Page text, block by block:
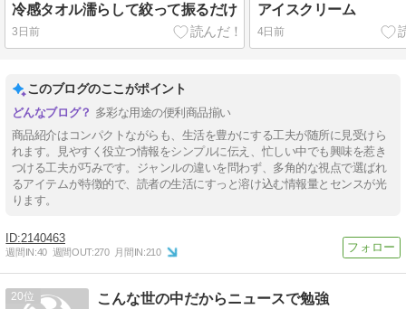
冷感タオル濡らして絞って振るだけ
3日前
アイスクリーム
4日前
このブログのここがポイント
多彩な用途の便利商品揃い
商品紹介はコンパクトながらも、生活を豊かにする工夫が随所に見受けら
れます。見やすく役立つ情報をシンプルに伝え、忙しい中でも興味を惹き
つける工夫が巧みです。ジャンルの違いを問わず、多角的な視点で選ばれ
るアイテムが特徴的で、読者の生活にすっと溶け込む情報量とセンスが光
ります。
2140463
週間IN:40 週間OUT:270 月間IN:210
20 こんな世の中だからニュースで勉強